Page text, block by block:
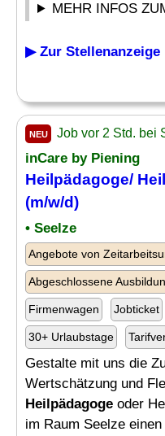
MEHR INFOS
▶ Zur Stellenanzeige
NEU Job vor 2 Std. bei
inCare by Piening
Heilpädagoge/
(m/w/d)
• Seelze
Angebote von
Abgeschlossene
Firmenwagen Jobticket
30+ Urlaubstage
Gestalte mit uns die
Wertschätzung und
Heilpädagoge oder
im Raum Seelze